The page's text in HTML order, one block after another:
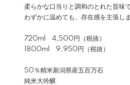
柔らかな口当りと調和のとれた旨味
わずかに温めても、存在感を主張しま
720ml 4,500円（税抜）
1800ml 9,950円（税抜）
50％精⽶新潟県産五百万石
純米大吟醸